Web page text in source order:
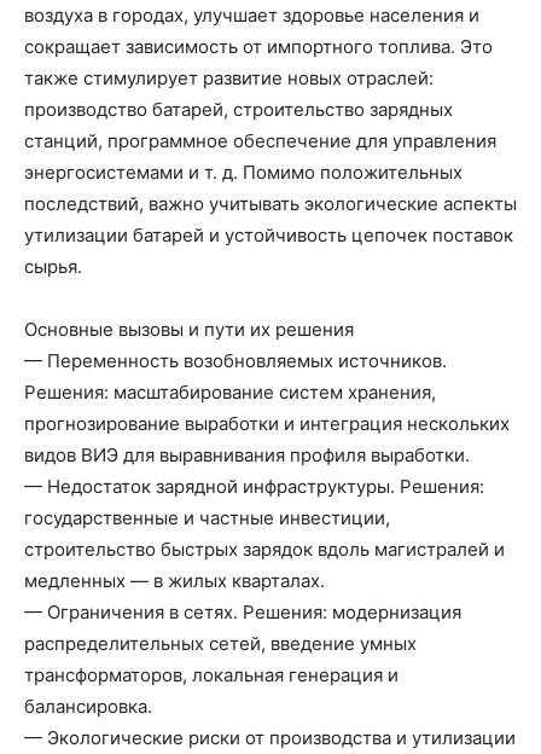
воздуха в городах, улучшает здоровье населения и
сокращает зависимость от импортного топлива. Это
также стимулирует развитие новых отраслей:
производство батарей, строительство зарядных
станций, программное обеспечение для управления
энергосистемами и т. д. Помимо положительных
последствий, важно учитывать экологические аспекты
утилизации батарей и устойчивость цепочек поставок
сырья.
Основные вызовы и пути их решения
— Переменность возобновляемых источников.
Решения: масштабирование систем хранения,
прогнозирование выработки и интеграция нескольких
видов ВИЭ для выравнивания профиля выработки.
— Недостаток зарядной инфраструктуры. Решения:
государственные и частные инвестиции,
строительство быстрых зарядок вдоль магистралей и
медленных — в жилых кварталах.
— Ограничения в сетях. Решения: модернизация
распределительных сетей, введение умных
трансформаторов, локальная генерация и
балансировка.
— Экологические риски от производства и утилизации